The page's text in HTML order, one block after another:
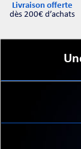
Livraison offerte
dès 200€ d’achats